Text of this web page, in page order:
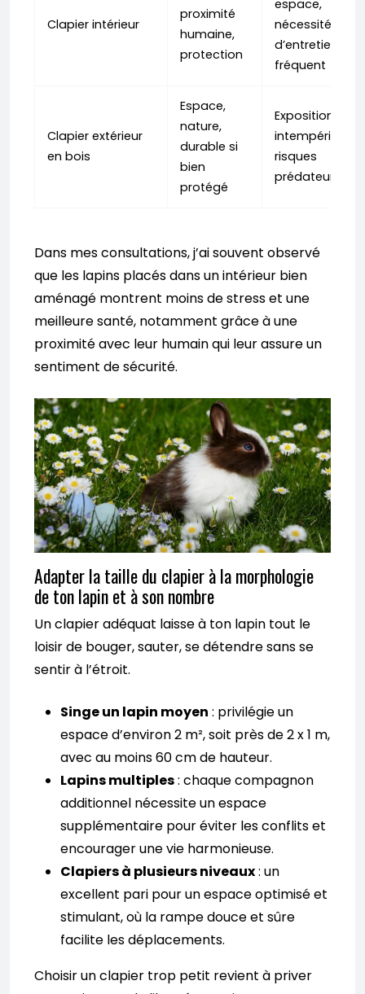
Clapier intérieur
proximité
humaine,
protection
espace,
nécessité
d’entretien
fréquent
Clapier extérieur
en bois
Espace,
nature,
durable si
bien
protégé
Exposition aux
intempéries,
risques
prédateurs
Dans mes consultations, j’ai souvent observé
que les lapins placés dans un intérieur bien
aménagé montrent moins de stress et une
meilleure santé, notamment grâce à une
proximité avec leur humain qui leur assure un
sentiment de sécurité.
Adapter la taille du clapier à la morphologie
de ton lapin et à son nombre
Un clapier adéquat laisse à ton lapin tout le
loisir de bouger, sauter, se détendre sans se
sentir à l’étroit.
Singe un lapin moyen : privilégie un
espace d’environ 2 m², soit près de 2 x 1 m,
avec au moins 60 cm de hauteur.
Lapins multiples: chaque compagnon
additionnel nécessite un espace
supplémentaire pour éviter les conflits et
encourager une vie harmonieuse.
Clapiers à plusieurs niveaux: un
excellent pari pour un espace optimisé et
stimulant, où la rampe douce et sûre
facilite les déplacements.
Choisir un clapier trop petit revient à priver